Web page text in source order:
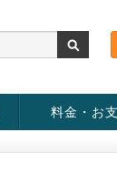
料金・お